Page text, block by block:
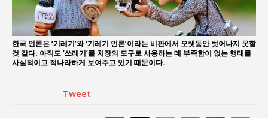
한국 언론은 ‘기레기’와 ‘기레기 언론’이라는 비판에서 오랫동안 벗어나지 못할
것 같다. 아직도 ‘쓰레기’를 치장의 도구로 사용하는 데 부족함이 없는 행태를
사실적이고 적나라하게 보여주고 있기 때문이다.
Tweet